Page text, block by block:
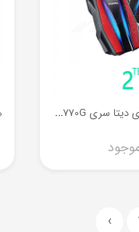
ه
ارد اکسترنال ای دیتا سری HD770G ظرفیت 2 ترابایت
›